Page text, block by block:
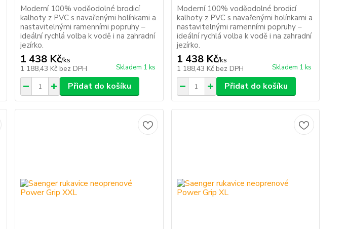
Moderní 100% voděodolné brodicí
kalhoty z PVC s navařenými holínkami a
nastavitelnými ramenními popruhy –
ideální rychlá volba k vodě i na zahradní
jezírko.
1 438 Kč/ks
1 188,43 Kč bez DPH Skladem 1 ks
Přidat do košíku
Moderní 100% voděodolné brodicí
kalhoty z PVC s navařenými holínkami a
nastavitelnými ramenními popruhy –
ideální rychlá volba k vodě i na zahradní
jezírko.
1 438 Kč/ks
1 188,43 Kč bez DPH Skladem 1 ks
Přidat do košíku